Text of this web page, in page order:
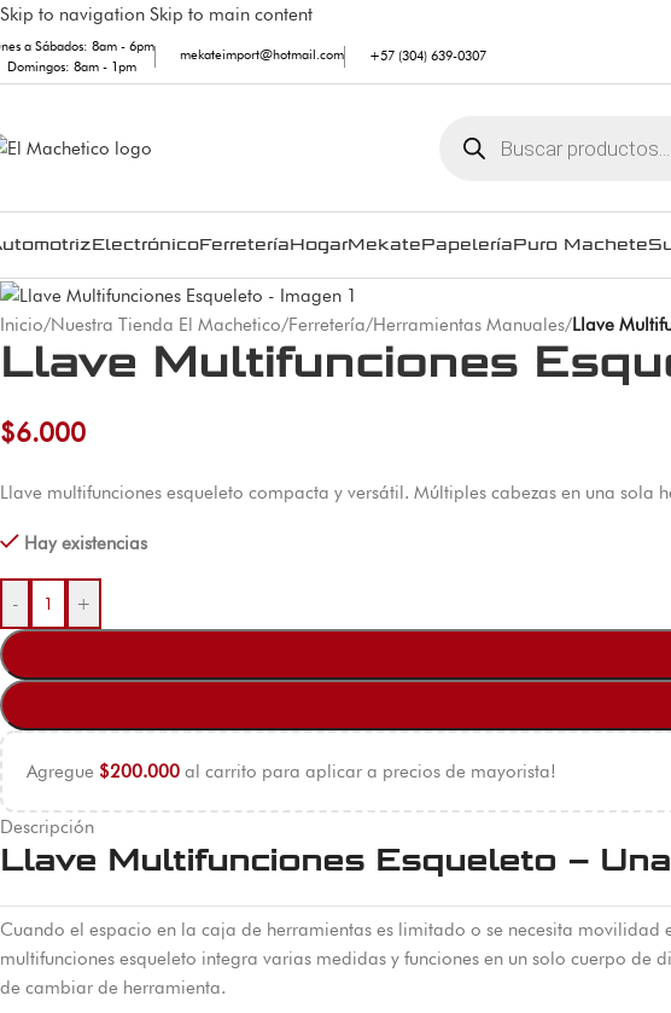
Skip to navigation Skip to main content
a Sábados: 8am - 6pm
Domingos: 8am - 1pm
mekateimport@hotmail.com +57 (304) 639-0307
ElectrónicoFerreteríaHogarMekatePapeleríaPuro Machete
Inicio/Nuestra Tienda El Machetico/Ferretería/Herramientas Manuales/Llave
Llave Multifunciones
$6.000
Llave multifunciones esqueleto compacta y versátil. Múltiples cabezas en una
Hay existencias
- +
Agregue $200.000 al carrito para aplicar a precios de mayorista!
Descripción
Llave Multifunciones Esqueleto –
Cuando el espacio en la caja de herramientas es limitado o se necesita
multifunciones esqueleto integra varias medidas y funciones en un solo cuerpo
de cambiar de herramienta.